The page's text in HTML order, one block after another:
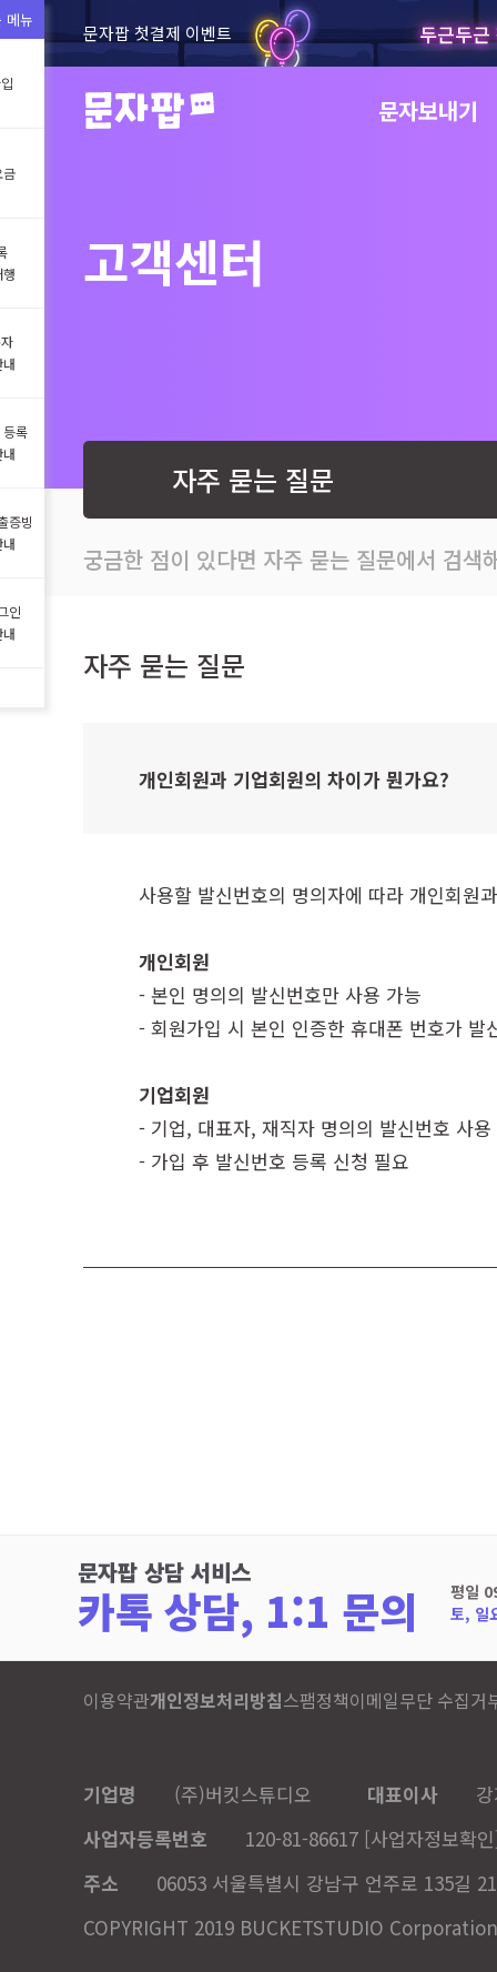
문자팝 첫결제 이벤트 두근두
문자보내기
메뉴
록
증빙
인
고객센터
자주 묻는 질문
궁금한 점이 있다면 자주 묻는 질문에서 검색
자주 묻는 질문
개인회원과 기업회원의 차이가 뭔가요?
사용할 발신번호의 명의자에 따라 개인회원
개인회원
- 본인 명의의 발신번호만 사용 가능
- 회원가입 시 본인 인증한 휴대폰 번호가 발
기업회원
- 기업, 대표자, 재직자 명의의 발신번호 사용
- 가입 후 발신번호 등록 신청 필요
문자팝 상담 서비스
카톡 상담, 1:1 문의
평일
토, 일
이용약관개인정보처리방침스팸정책이메일무단 수집거
기업명 (주)버킷스튜디오 대표이사
사업자등록번호
120-81-86617 [사업자정보확
주소
06053 서울특별시 강남구 언주로 135길 21
COPYRIGHT 2019 BUCKETSTUDIO